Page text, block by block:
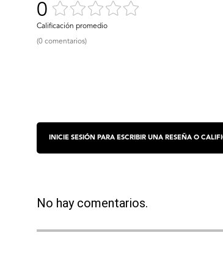
0
(0 comentarios)
No hay comentarios.